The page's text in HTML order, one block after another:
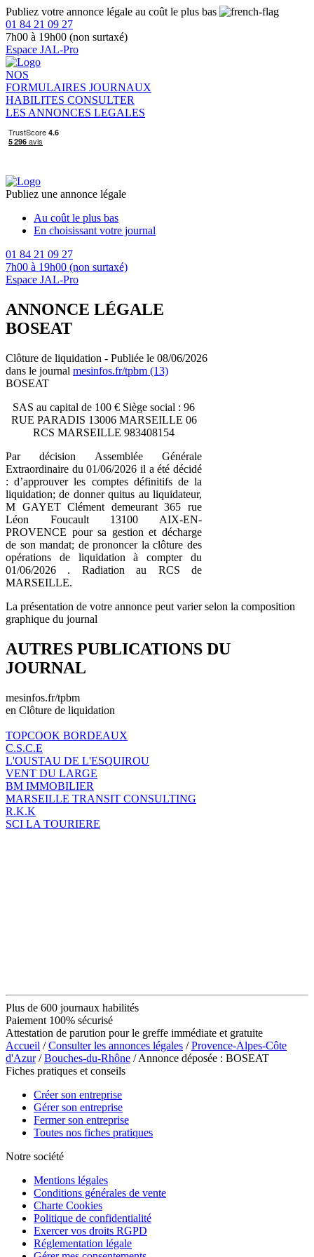
Publiez votre annonce légale au coût le plus bas
01 84 21 09 27
7h00 à 19h00 (non surtaxé)
Espace JAL-Pro
NOS
FORMULAIRES JOURNAUX
HABILITES CONSULTER
LES ANNONCES LEGALES
Publiez une annonce légale
Au coût le plus bas
En choisissant votre journal
01 84 21 09 27
7h00 à 19h00 (non surtaxé)
Espace JAL-Pro
ANNONCE LÉGALE
BOSEAT
Clôture de liquidation - Publiée le 08/06/2026
dans le journal mesinfos.fr/tpbm (13)
BOSEAT
SAS au capital de 100 € Siège social : 96
RUE PARADIS 13006 MARSEILLE 06
RCS MARSEILLE 983408154
Par décision Assemblée Générale
Extraordinaire du 01/06/2026 il a été décidé
: d’approuver les comptes définitifs de la
liquidation; de donner quitus au liquidateur,
M GAYET Clément demeurant 365 rue
Léon Foucault 13100 AIX-EN-
PROVENCE pour sa gestion et décharge
de son mandat; de prononcer la clôture des
opérations de liquidation à compter du
01/06/2026 . Radiation au RCS de
MARSEILLE.
La présentation de votre annonce peut varier selon la composition
graphique du journal
AUTRES PUBLICATIONS DU
JOURNAL
mesinfos.fr/tpbm
en Clôture de liquidation
TOPCOOK BORDEAUX
C.S.C.E
L'OUSTAU DE L'ESQUIROU
VENT DU LARGE
BM IMMOBILIER
MARSEILLE TRANSIT CONSULTING
R.K.K
SCI LA TOURIERE
Plus de 600 journaux habilités
Paiement 100% sécurisé
Attestation de parution pour le greffe immédiate et gratuite
Accueil /Consulter les annonces légales /Provence-Alpes-Côte
d'Azur/Bouches-du-Rhône / Annonce déposée : BOSEAT
Fiches pratiques et conseils
Créer son entreprise
Gérer son entreprise
Fermer son entreprise
Toutes nos fiches pratiques
Notre société
Mentions légales
Conditions générales de vente
Charte Cookies
Politique de confidentialité
Exercer vos droits RGPD
Réglementation légale